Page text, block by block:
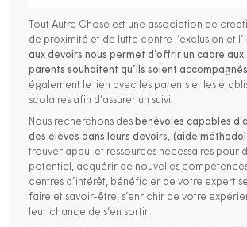
Tout Autre Chose est une association de
de proximité et de lutte contre l’exclusion et
aux devoirs nous permet d’offrir un cadre
parents souhaitent qu’ils soient accompagnés
également le lien avec les parents et les
scolaires afin d’assurer un suivi.
Nous recherchons des bénévoles capables
des élèves dans leurs devoirs, (aide
trouver appui et ressources nécessaires pour
potentiel, acquérir de nouvelles
centres d’intérêt, bénéficier de votre
faire et savoir-être, s’enrichir de votre
leur chance de s’en sortir.